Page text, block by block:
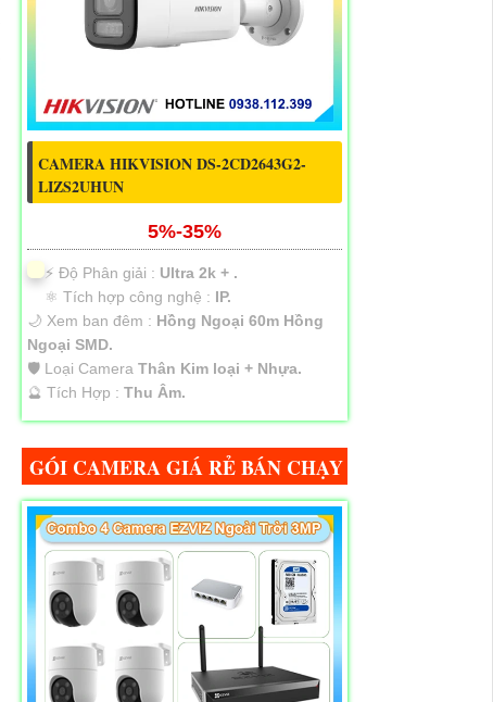
CAMERA HIKVISION DS-2CD2643G2-
LIZS2UHUN
5%-35%
️⚡ Độ Phân giải : Ultra 2k + .
⚛️ Tích hợp công nghệ : IP.
🌙 Xem ban đêm : Hồng Ngoại 60m Hồng
Ngoại SMD.
🛡 Loại Camera Thân Kim loại + Nhựa.
️🔮 Tích Hợp : Thu Âm.
GÓI CAMERA GIÁ RẺ BÁN CHẠY